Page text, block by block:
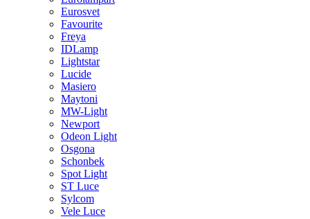
Eurosvet
Favourite
Freya
IDLamp
Lightstar
Lucide
Masiero
Maytoni
MW-Light
Newport
Odeon Light
Osgona
Schonbek
Spot Light
ST Luce
Sylcom
Vele Luce